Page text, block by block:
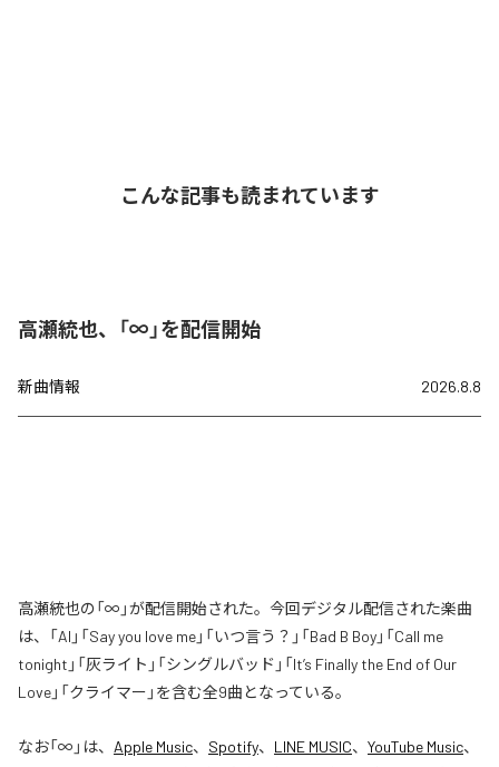
こんな記事も読まれています
高瀬統也、「∞」を配信開始
新曲情報 2026.8.8
高瀬統也の「∞」が配信開始された。今回デジタル配信された楽曲
は、「AI」「Say you love me」「いつ言う？」「Bad B Boy」「Call me
tonight」「灰ライト」「シングルバッド」「It’s Finally the End of Our
Love」「クライマー」を含む全9曲となっている。
なお「∞ 」は、 Apple Music、 Spotify、 LINE MUSIC、 YouTube Music、